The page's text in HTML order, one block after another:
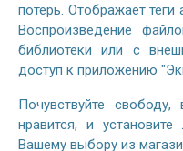
потерь. Отображает теги
Воспроизведение
библиотеки или с
доступ к приложению
Почувствуйте
нравится, и
Вашему выбору из